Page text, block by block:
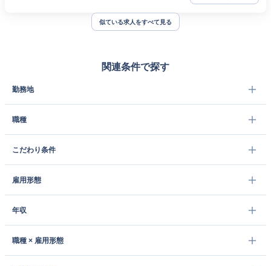
似ている求人をすべて見る
関連条件で探す
勤務地
職種
こだわり条件
雇用形態
年収
職種 × 雇用形態